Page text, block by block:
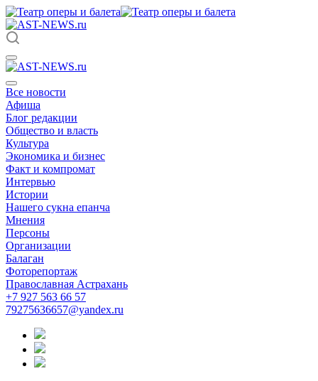
Все новости
Афиша
Блог редакции
Общество и власть
Культура
Экономика и бизнес
Факт и компромат
Интервью
Истории
Нашего сукна епанча
Мнения
Персоны
Организации
Балаган
Фоторепортаж
Православная Астрахань
+7 927 563 66 57
79275636657@yandex.ru